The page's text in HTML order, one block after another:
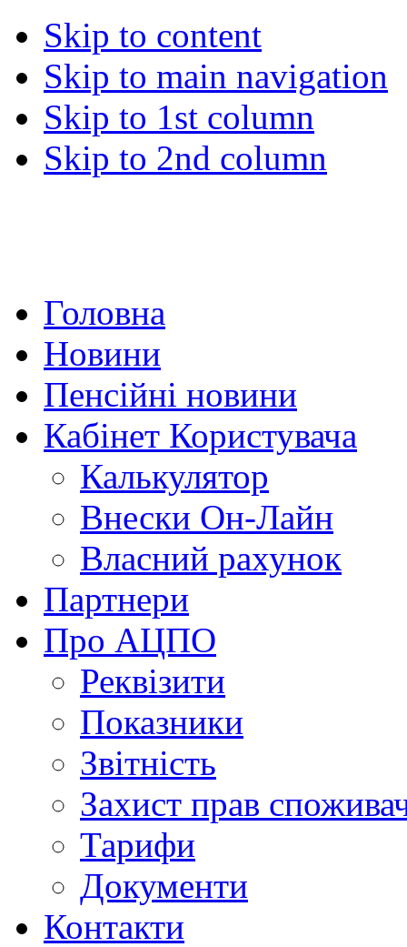
Skip to content
Skip to main navigation
Skip to 1st column
Skip to 2nd column
Головна
Новини
Пенсійні новини
Кабінет Користувача
Калькулятор
Внески Он-Лайн
Власний рахунок
Партнери
Про АЦПО
Реквізити
Показники
Звітність
Захист прав
Тарифи
Документи
Контакти